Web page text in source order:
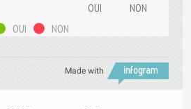
OUI
NON
OUI
NON
Made with